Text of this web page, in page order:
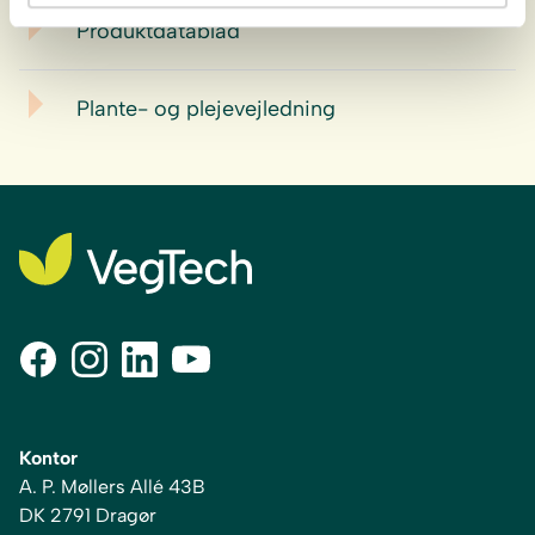
Produktdatablad
Plante- og plejevejledning
Kontor
A. P. Møllers Allé 43B
DK 2791 Dragør